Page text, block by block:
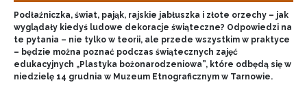
Podłaźniczka, świat, pająk, rajskie jabłuszka i złote orzechy – jak
wyglądały kiedyś ludowe dekoracje świąteczne? Odpowiedzi na
te pytania – nie tylko w teorii, ale przede wszystkim w praktyce
– będzie można poznać podczas świątecznych zajęć
edukacyjnych „Plastyka bożonarodzeniowa”, które odbędą się w
niedzielę 14 grudnia w Muzeum Etnograficznym w Tarnowie.